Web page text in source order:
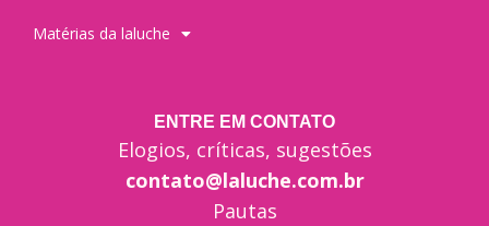
Matérias da laluche
ENTRE EM CONTATO
Elogios, críticas, sugestões
contato@laluche.com.br
Pautas